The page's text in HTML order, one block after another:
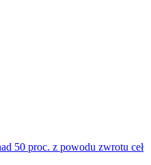
50 proc. z powodu zwrotu ceł